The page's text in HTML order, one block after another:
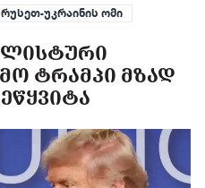
რუსეთ-უკრაინის ომი
ᲢᲠᲐᲛᲞᲘ ᲛᲖᲐᲓ